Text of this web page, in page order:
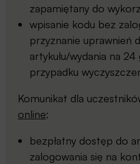
zapamiętany do
wpisanie kodu bez
przyznanie uprawnień
artykułu/wydania na
przypadku
Komunikat dla
online:
bezpłatny dostęp do
zalogowania się na